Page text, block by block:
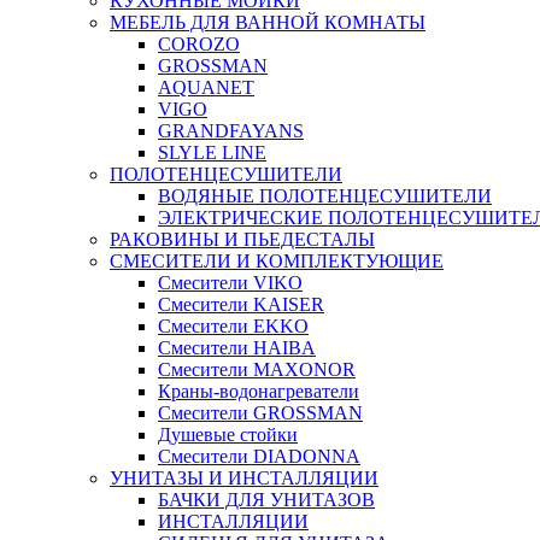
МЕБЕЛЬ ДЛЯ ВАННОЙ КОМНАТЫ
COROZO
GROSSMAN
AQUANET
VIGO
GRANDFAYANS
SLYLE LINE
ПОЛОТЕНЦЕСУШИТЕЛИ
ВОДЯНЫЕ ПОЛОТЕНЦЕСУШИТЕЛИ
ЭЛЕКТРИЧЕСКИЕ
РАКОВИНЫ И ПЬЕДЕСТАЛЫ
СМЕСИТЕЛИ И КОМПЛЕКТУЮЩИЕ
Смесители VIKO
Смесители KAISER
Смесители EKKO
Смесители HAIBA
Смесители MAXONOR
Краны-водонагреватели
Смесители GROSSMAN
Душевые стойки
Смесители DIADONNA
УНИТАЗЫ И ИНСТАЛЛЯЦИИ
БАЧКИ ДЛЯ УНИТАЗОВ
ИНСТАЛЛЯЦИИ